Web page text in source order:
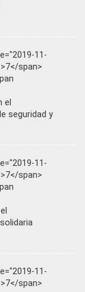
11-
span>
el
seguridad y
11-
span>
11-
span>